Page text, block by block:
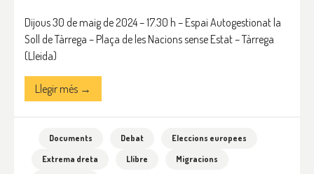
Dijous 30 de maig de 2024 – 17.30 h – Espai Autogestionat la
Soll de Tàrrega – Plaça de les Nacions sense Estat – Tàrrega
(Lleida)
Llegir més →
Documents Debat
Eleccions europees
Extrema dreta
Llibre
Migracions